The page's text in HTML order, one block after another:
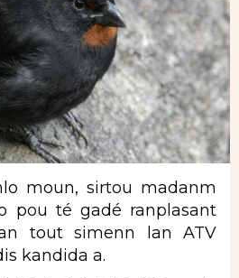
moun, sirtou madanm
pou té gadé ranplasant
tout simenn lan ATV
kandida a.